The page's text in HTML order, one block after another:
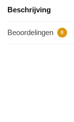
Beschrijving
Beoordelingen 0